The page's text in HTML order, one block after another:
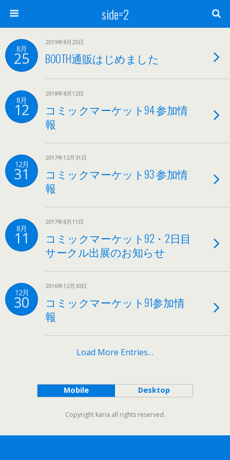
side=2
8月
25
2019年8月25日
BOOTH通販はじめました
8月
12
2018年8月12日
コミックマーケット94 参加情
報
12月
31
2017年12月31日
コミックマーケット93 参加情
報
8月
11
2017年8月11日
コミックマーケット92・2日目
サークル出展のお知らせ
12月
30
2016年12月30日
コミックマーケット91参加情
報
Load More Entries…
Mobile Desktop
Copyright karia all rights reserved.